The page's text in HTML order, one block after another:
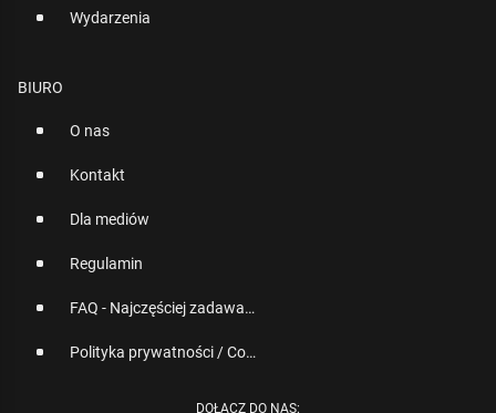
Wydarzenia
BIURO
O nas
Kontakt
Dla mediów
Regulamin
FAQ - Najczęściej zadawane pytania
Polityka prywatności / Cookies
DOŁĄCZ DO NAS: